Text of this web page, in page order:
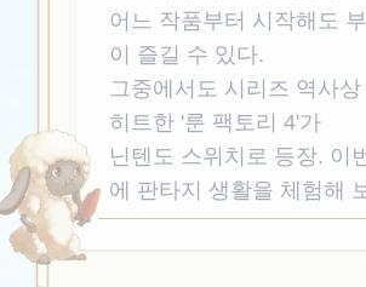
어느 작품부터 시작해도
이 즐길 수 있다.
그중에서도 시리즈 역사
히트한 '룬 팩토리 4'가
닌텐도 스위치로 등장. 이
에 판타지 생활을 체험해